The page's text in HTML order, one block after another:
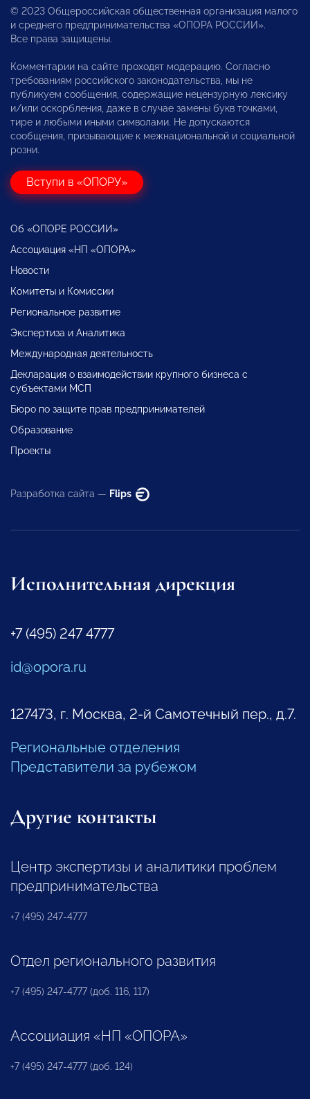
© 2023 Общероссийская общественная организация малого
и среднего предпринимательства «ОПОРА РОССИИ».
Все права защищены.
Комментарии на сайте проходят модерацию. Согласно
требованиям российского законодательства, мы не
публикуем сообщения, содержащие нецензурную лексику
и/или оскорбления, даже в случае замены букв точками,
тире и любыми иными символами. Не допускаются
сообщения, призывающие к межнациональной и социальной
розни.
Вступи в «ОПОРУ»
Об «ОПОРЕ РОССИИ»
Ассоциация «НП «ОПОРА»
Новости
Комитеты и Комиссии
Региональное развитие
Экспертиза и Аналитика
Международная деятельность
Декларация о взаимодействии крупного бизнеса с
субъектами МСП
Бюро по защите прав предпринимателей
Образование
Проекты
Разработка сайта — Flips
Исполнительная дирекция
+7 (495) 247 4777
id@opora.ru
127473, г. Москва, 2-й Самотечный пер., д.7.
Региональные отделения
Представители за рубежом
Другие контакты
Центр экспертизы и аналитики проблем
предпринимательства
+7 (495) 247-4777
Отдел регионального развития
+7 (495) 247-4777 (доб. 116, 117)
Ассоциация «НП «ОПОРА»
+7 (495) 247-4777 (доб. 124)